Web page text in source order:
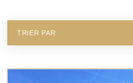
TRIER PAR